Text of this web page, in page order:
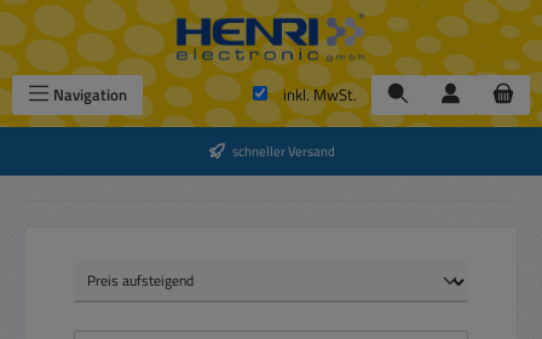
Zum Hauptinhalt springen
Navigation inkl. MwSt.
schneller Versand